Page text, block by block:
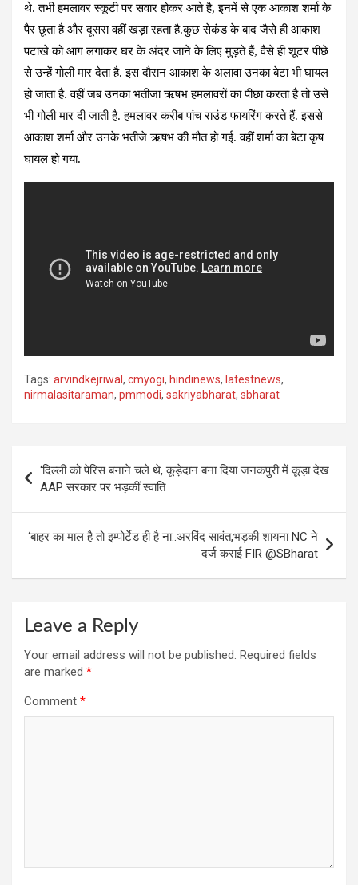
थे. तभी हमलावर स्कूटी पर सवार होकर आते है, इनमें से एक आकाश शर्मा के
पैर छूता है और दूसरा वहीं खड़ा रहता है.कुछ सेकंड के बाद जैसे ही आकाश
पटाखे को आग लगाकर घर के अंदर जाने के लिए मुड़ते हैं, वैसे ही शूटर पीछे
से उन्हें गोली मार देता है. इस दौरान आकाश के अलावा उनका बेटा भी घायल
हो जाता है. वहीं जब उनका भतीजा ऋषभ हमलावरों का पीछा करता है तो उसे
भी गोली मार दी जाती है. हमलावर करीब पांच राउंड फायरिंग करते हैं. इससे
आकाश शर्मा और उनके भतीजे ऋषभ की मौत हो गई. वहीं शर्मा का बेटा कृष
घायल हो गया.
Tags: arvindkejriwal, cmyogi, hindinews, latestnews,
nirmalasitaraman, pmmodi, sakriyabharat, sbharat
navigation
‘दिल्ली को पेरिस बनाने चले थे, कूड़ेदान बना दिया जनकपुरी में कूड़ा देख
AAP सरकार पर भड़कीं स्वाति
‘बाहर का माल है तो इम्पोर्टेड ही है ना..अरविंद सावंत,भड़की शायना NC ने
दर्ज कराई FIR @SBharat
Leave a Reply
Your email address will not be published. Required fields
are marked *
Comment *